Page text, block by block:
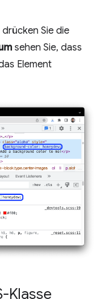
Sie die
sehen Sie, dass
Element
Klasse